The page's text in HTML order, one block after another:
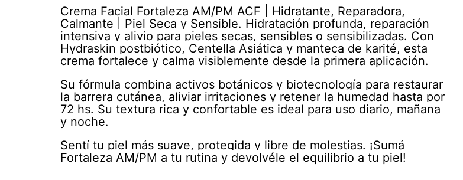
Crema Facial Fortaleza AM/PM ACF | Hidratante, Reparadora,
Calmante | Piel Seca y Sensible. Hidratación profunda, reparación
intensiva y alivio para pieles secas, sensibles o sensibilizadas. Con
Hydraskin postbiótico, Centella Asiática y manteca de karité, esta
crema fortalece y calma visiblemente desde la primera aplicación.
Su fórmula combina activos botánicos y biotecnología para restaurar
la barrera cutánea, aliviar irritaciones y retener la humedad hasta por
72 hs. Su textura rica y confortable es ideal para uso diario, mañana
y noche.
Sentí tu piel más suave, protegida y libre de molestias. ¡Sumá
Fortaleza AM/PM a tu rutina y devolvéle el equilibrio a tu piel!